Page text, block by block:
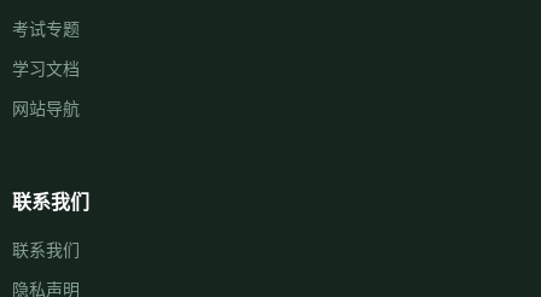
考试专题
学习文档
网站导航
联系我们
联系我们
隐私声明